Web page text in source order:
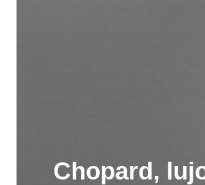
Chopard,